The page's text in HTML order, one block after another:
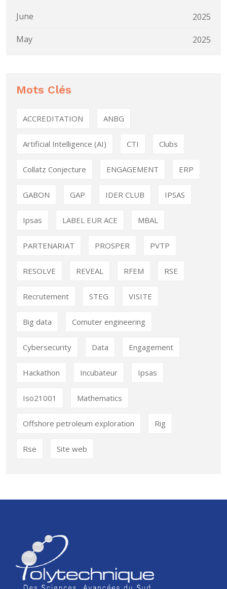
June
2025
May
2025
Mots Clés
ACCREDITATION ANBG
Artificial Intelligence (AI) CTI Clubs
Collatz Conjecture ENGAGEMENT ERP
GABON GAP IDER CLUB IPSAS
Ipsas LABEL EUR ACE MBAL
PARTENARIAT PROSPER PVTP
RESOLVE REVEAL RFEM RSE
Recrutement STEG VISITE
Big data Comuter engineering
Cybersecurity Data Engagement
Hackathon Incubateur Ipsas
Iso21001 Mathematics
Offshore petroleum exploration Rig
Rse Site web